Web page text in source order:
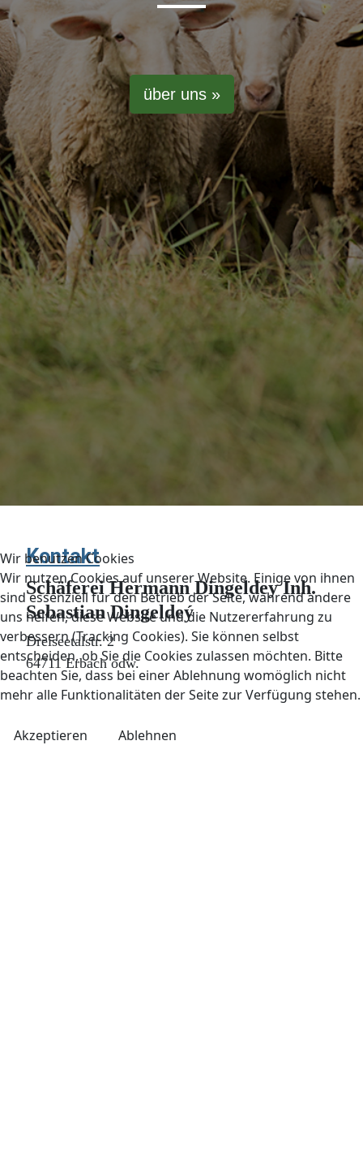
über uns »
Kontakt
Schäferei Hermann Dingeldey Inh.
Sebastian Dingeldeý
Dreiseetalstr. 2
64711 Erbach odw.
Wir benutzen Cookies
Wir nutzen Cookies auf unserer Website. Einige von ihnen
sind essenziell für den Betrieb der Seite, während andere
uns helfen, diese Website und die Nutzererfahrung zu
verbessern (Tracking Cookies). Sie können selbst
entscheiden, ob Sie die Cookies zulassen möchten. Bitte
beachten Sie, dass bei einer Ablehnung womöglich nicht
mehr alle Funktionalitäten der Seite zur Verfügung stehen.
Akzeptieren Ablehnen